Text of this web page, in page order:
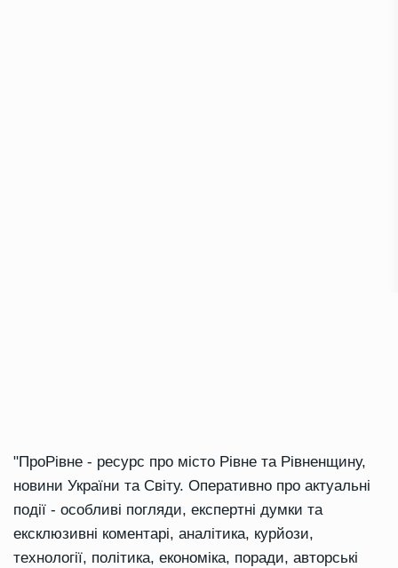
"ПроРівне - ресурс про місто Рівне та Рівненщину,
новини України та Світу. Оперативно про актуальні
події - особливі погляди, експертні думки та
ексклюзивні коментарі, аналітика, курйози,
технології, політика, економіка, поради, авторські